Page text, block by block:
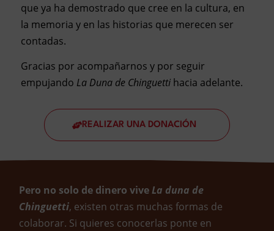
que ya ha demostrado que cree en la cultura, en
la memoria y en las historias que merecen ser
contadas.
Gracias por acompañarnos y por seguir
empujando La Duna de Chinguettihacia adelante.
REALIZAR UNA DONACIÓN
Pero no solo de dinero viveLa duna de
Chinguetti, existen otras muchas formas de
colaborar. Si quieres conocerlas ponte en